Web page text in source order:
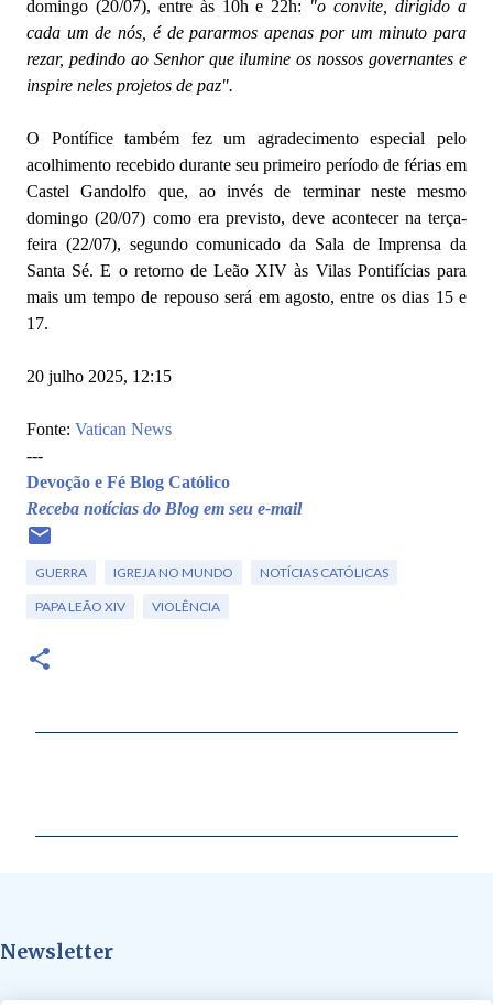
domingo (20/07), entre às 10h e 22h: "o convite, dirigido a
cada um de nós, é de pararmos apenas por um minuto para
rezar, pedindo ao Senhor que ilumine os nossos governantes e
inspire neles projetos de paz".
O Pontífice também fez um agradecimento especial pelo
acolhimento recebido durante seu primeiro período de férias em
Castel Gandolfo que, ao invés de terminar neste mesmo
domingo (20/07) como era previsto, deve acontecer na terça-
feira (22/07), segundo comunicado da Sala de Imprensa da
Santa Sé. E o retorno de Leão XIV às Vilas Pontifícias para
mais um tempo de repouso será em agosto, entre os dias 15 e
17.
20 julho 2025, 12:15
Fonte: Vatican News
---
Devoção e Fé Blog Católico
Receba notícias do Blog em seu e-mail
GUERRA IGREJA NO MUNDO NOTÍCIAS CATÓLICAS
PAPA LEÃO XIV VIOLÊNCIA
á
Newsletter